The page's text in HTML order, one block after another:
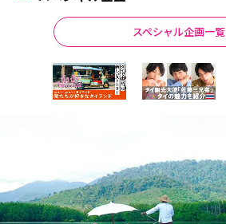
スペシャル企画一覧